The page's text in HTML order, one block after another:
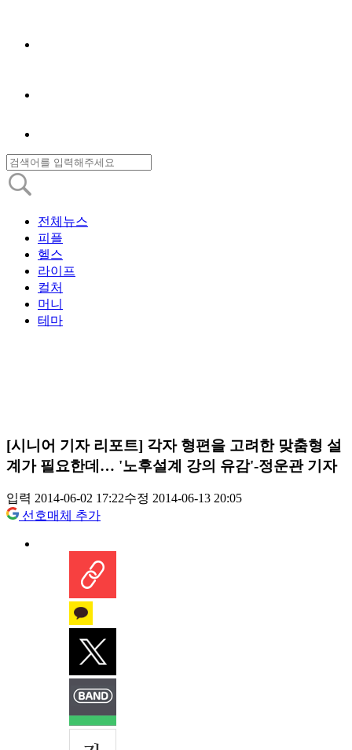
전체뉴스
피플
헬스
라이프
컬처
머니
테마
[시니어 기자 리포트] 각자 형편을 고려한 맞춤형 설
계가 필요한데… '노후설계 강의 유감'-정운관 기자
입력 2014-06-02 17:22수정 2014-06-13 20:05
선호매체 추가